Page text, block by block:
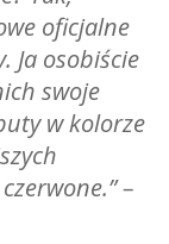
oficjalne
Ja osobiście
swoje
w kolorze
–